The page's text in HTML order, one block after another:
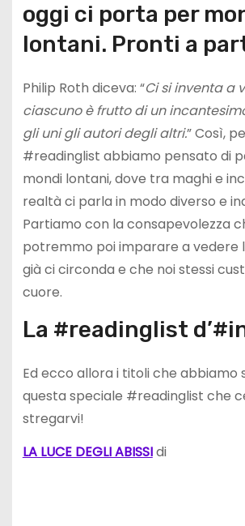
oggi ci porta per
lontani. Pronti a
Philip Roth diceva: “Ci si inventa a
ciascuno è frutto di un
gli uni gli autori degli altri.” Così,
#readinglist abbiamo pensato di
mondi lontani, dove tra maghi e
realtà ci parla in modo diverso e
Partiamo con la consapevolezza
potremmo poi imparare a vedere
già ci circonda e che noi stessi
cuore.
La #readinglist
Ed ecco allora i titoli che abbiamo
questa speciale #readinglist che
stregarvi!
LA LUCE DEGLI ABISSIdi